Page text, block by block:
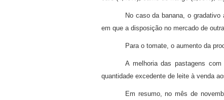
No caso da banana, o
em que a disposição no mercado de
Para o tomate, o aumento da
A melhoria das pastagens
quantidade excedente de leite à venda
Em resumo, no mês de